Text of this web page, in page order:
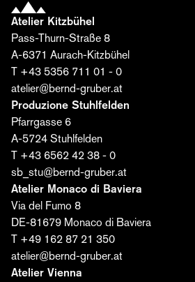
Cognome*
E-mail*
Acconsento al trattamento dei
della Bernd Gruber GmbH per
consenso può essere revocato in
momento. Ulteriori informazioni
Atelier Kitzbühel
Pass-Thurn-Straße 8
A-6371 Aurach-Kitzbühel
T +43 5356 711 01 - 0
atelier@bernd-gruber.at
Produzione Stuhlfelden
Pfarrgasse 6
A-5724 Stuhlfelden
T +43 6562 42 38 - 0
sb_stu@bernd-gruber.at
Atelier Monaco di Baviera
Via del Fumo 8
DE-81679 Monaco di Baviera
T +49 162 87 21 350
atelier@bernd-gruber.at
Atelier Vienna